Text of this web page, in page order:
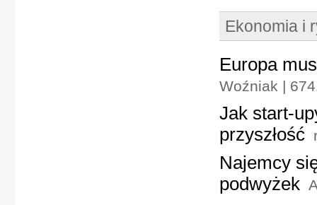
Ekonomia i
Europa
Woźniak |
Jak start-
przyszłość
Najemcy
podwyżek